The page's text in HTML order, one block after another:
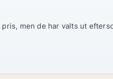
men de har valts ut